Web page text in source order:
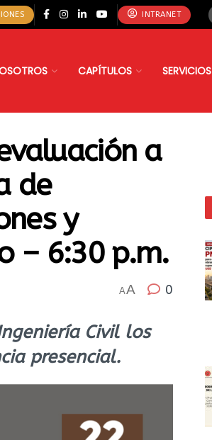
INTRANET
CAPÍTULOS SERVICIOS
a
de
y
– 6:30 p.m.
AA 0
Civil los
presencial.